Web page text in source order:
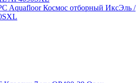
Aquafloor Космос отборный ИксЭль /